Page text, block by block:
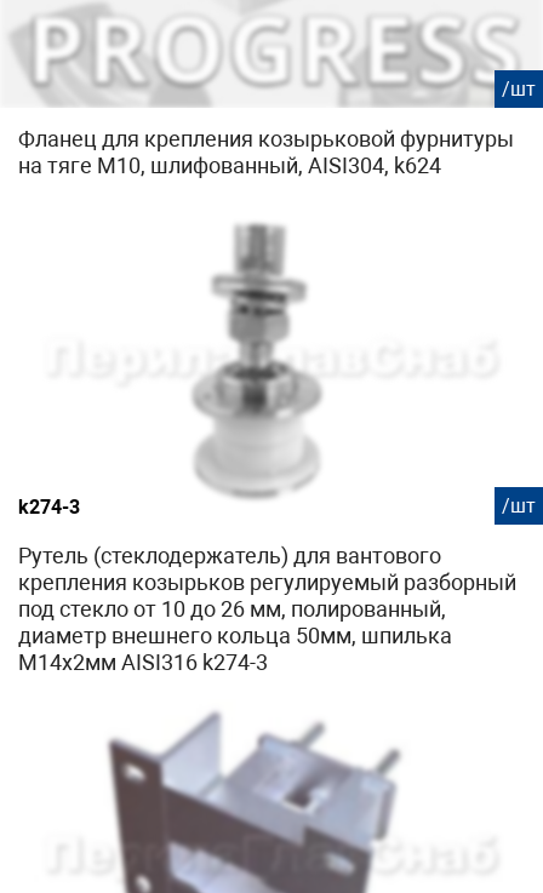
/шт
Фланец для крепления козырьковой фурнитуры
на тяге М10, шлифованный, AISI304, k624
k274-3 /шт
Рутель (стеклодержатель) для вантового
крепления козырьков регулируемый разборный
под стекло от 10 до 26 мм, полированный,
диаметр внешнего кольца 50мм, шпилька
М14х2мм AISI316 k274-3